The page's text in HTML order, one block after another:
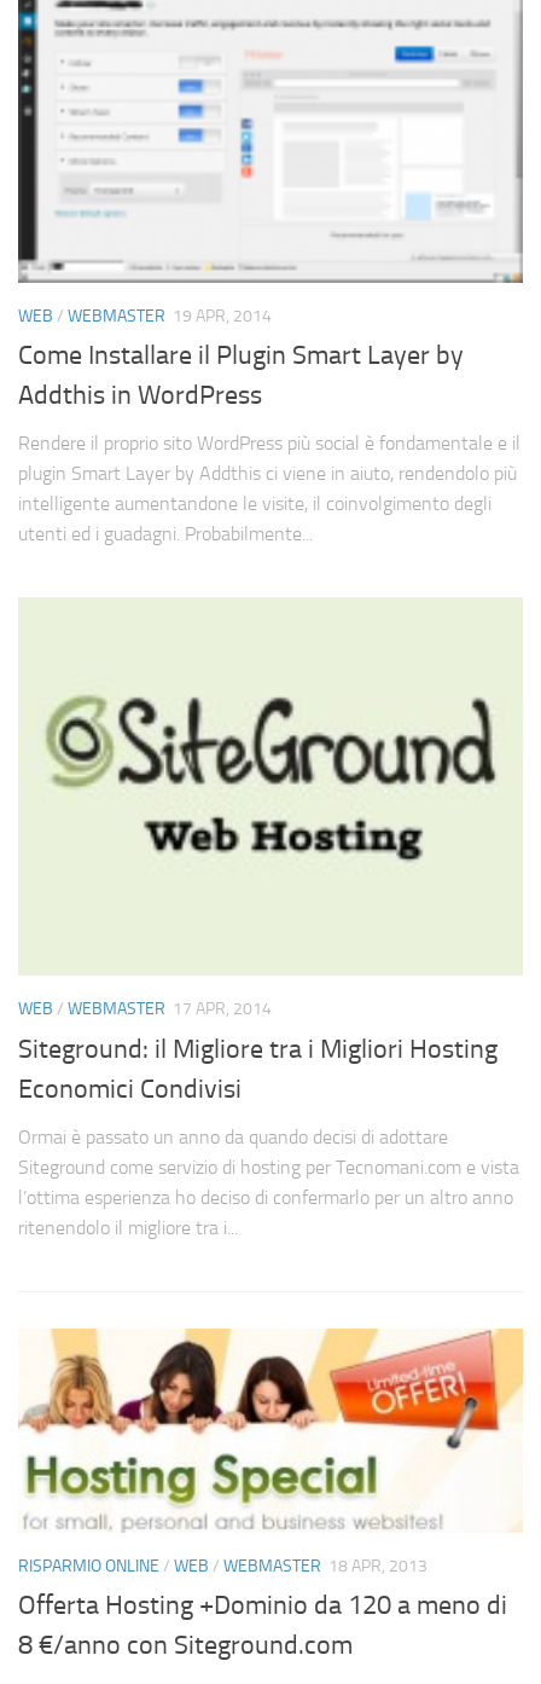
WEB / WEBMASTER 19 APR, 2014
Come Installare il Plugin Smart Layer by
Addthis in WordPress
Rendere il proprio sito WordPress più social è fondamentale e il
plugin Smart Layer by Addthis ci viene in aiuto, rendendolo più
intelligente aumentandone le visite, il coinvolgimento degli
utenti ed i guadagni. Probabilmente...
WEB / WEBMASTER 17 APR, 2014
Siteground: il Migliore tra i Migliori Hosting
Economici Condivisi
Ormai è passato un anno da quando decisi di adottare
Siteground come servizio di hosting per Tecnomani.com e vista
l’ottima esperienza ho deciso di confermarlo per un altro anno
ritenendolo il migliore tra i...
RISPARMIO ONLINE / WEB / WEBMASTER 18 APR, 2013
Offerta Hosting +Dominio da 120 a meno di
8 €/anno con Siteground.com